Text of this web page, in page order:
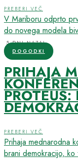
PREBERI VEČ
V Mariboru odprto
do novega modela
5 DNI NAZAJ
DOGODKI
PRIHAJA
PREBERI VEČ
Prihaja mednarodna
brani demokracijo, ko